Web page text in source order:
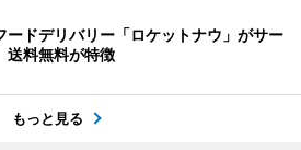
ードデリバリー「ロケットナウ」がサー
料無料が特徴
もっと見る